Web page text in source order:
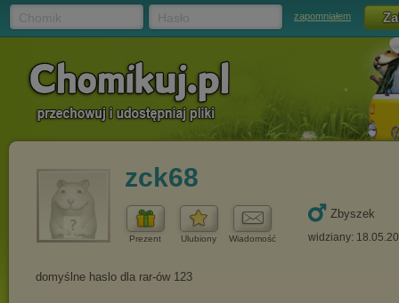
zapomniałem
zck68
Prezent Ulubiony Wiadomość
Zbyszek
widziany: